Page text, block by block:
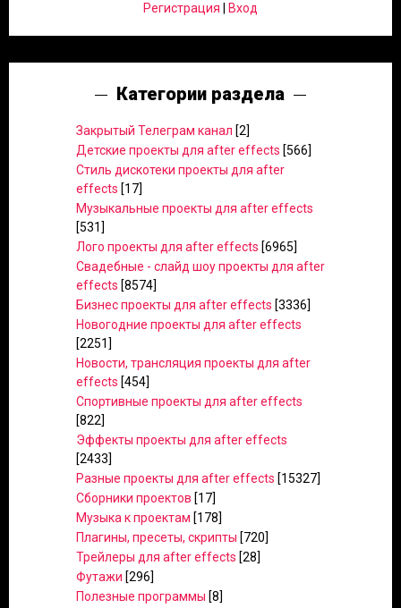
Регистрация
Вход
Категории раздела
Закрытый Телеграм канал [2]
Детские проекты для after effects [566]
Стиль дискотеки проекты для after
effects [17]
Музыкальные проекты для after effects
[531]
Лого проекты для after effects [6965]
Свадебные - слайд шоу проекты для after
effects [8574]
Бизнес проекты для after effects [3336]
Новогодние проекты для after effects
[2251]
Новости, трансляция проекты для after
effects [454]
Спортивные проекты для after effects
[822]
Эффекты проекты для after effects
[2433]
Разные проекты для after effects [15327]
Сборники проектов [17]
Музыка к проектам [178]
Плагины, пресеты, скрипты [720]
Трейлеры для after effects [28]
Футажи [296]
Полезные программы [8]